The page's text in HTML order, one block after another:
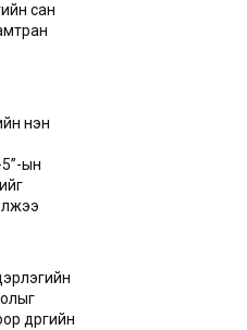
сан
нэн
ын
дүүргийн